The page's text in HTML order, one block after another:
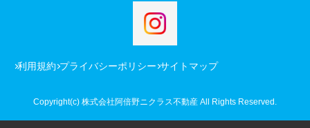
利用規約 プライバシーポリシー サイトマップ
Copyright(c) 株式会社阿倍野ニクラス不動産 All Rights Reserved.